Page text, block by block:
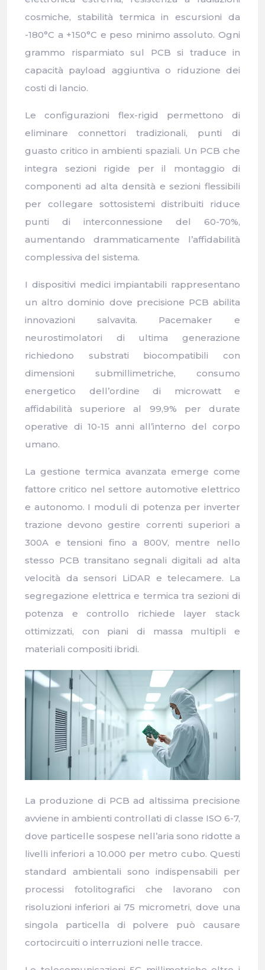
cosmiche, stabilità termica in escursioni da
-180°C a +150°C e peso minimo assoluto. Ogni
grammo risparmiato sul PCB si traduce in
capacità payload aggiuntiva o riduzione dei
costi di lancio.
Le configurazioni flex-rigid permettono di
eliminare connettori tradizionali, punti di
guasto critico in ambienti spaziali. Un PCB che
integra sezioni rigide per il montaggio di
componenti ad alta densità e sezioni flessibili
per collegare sottosistemi distribuiti riduce
punti di interconnessione del 60-70%,
aumentando drammaticamente l’affidabilità
complessiva del sistema.
I dispositivi medici impiantabili rappresentano
un altro dominio dove precisione PCB abilita
innovazioni salvavita. Pacemaker e
neurostimolatori di ultima generazione
richiedono substrati biocompatibili con
dimensioni submillimetriche, consumo
energetico dell’ordine di microwatt e
affidabilità superiore al 99,9% per durate
operative di 10-15 anni all’interno del corpo
umano.
La gestione termica avanzata emerge come
fattore critico nel settore automotive elettrico
e autonomo. I moduli di potenza per inverter
trazione devono gestire correnti superiori a
300A e tensioni fino a 800V, mentre nello
stesso PCB transitano segnali digitali ad alta
velocità da sensori LiDAR e telecamere. La
segregazione elettrica e termica tra sezioni di
potenza e controllo richiede layer stack
ottimizzati, con piani di massa multipli e
materiali compositi ibridi.
La produzione di PCB ad altissima precisione
avviene in ambienti controllati di classe ISO 6-7,
dove particelle sospese nell’aria sono ridotte a
livelli inferiori a 10.000 per metro cubo. Questi
standard ambientali sono indispensabili per
processi fotolitografici che lavorano con
risoluzioni inferiori ai 75 micrometri, dove una
singola particella di polvere può causare
cortocircuiti o interruzioni nelle tracce.